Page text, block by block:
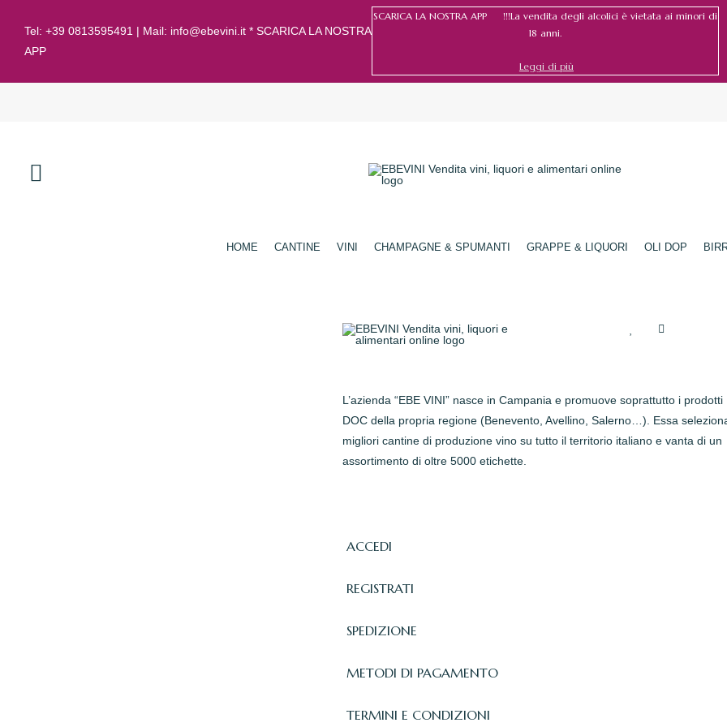
Tel: +39 0813595491 | Mail: info@ebevini.it * SCARICA LA NOSTRA
APP
SCARICA LA NOSTRA APP !!!La vendita degli alcolici è vietata ai minori di
18 anni.
Leggi di più
HOME CANTINE VINI CHAMPAGNE & SPUMANTI GRAPPE & LIQUORI OLI DOP
L’azienda “EBE VINI” nasce in Campania e promuove soprattutto i prodotti
DOC della propria regione (Benevento, Avellino, Salerno…). Essa
migliori cantine di produzione vino su tutto il territorio italiano e vanta di un
assortimento di oltre 5000 etichette.
ACCEDI
REGISTRATI
SPEDIZIONE
METODI DI PAGAMENTO
TERMINI E CONDIZIONI